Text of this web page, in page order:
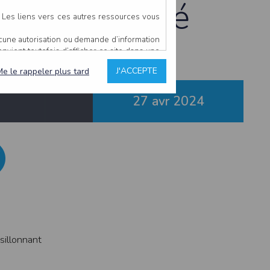
à Baugé
27 avr 2024
liens vers ces autres ressources vous
autorisation ou demande d’information
toutefois d’afficher ce site dans une
estime non conforme à l’objet du site
comme étant fiables.
typographiques.
sur ce site.
avoir fait l’objet de mises à jour. En
prend connaissance.
l’utilisateur, qui assume la totalité des
l’interprétation ou de l’utilisation des
hors du contrôle de l’EDITEUR, et
services.
J'ACCEPTE
le rappeler plus tard